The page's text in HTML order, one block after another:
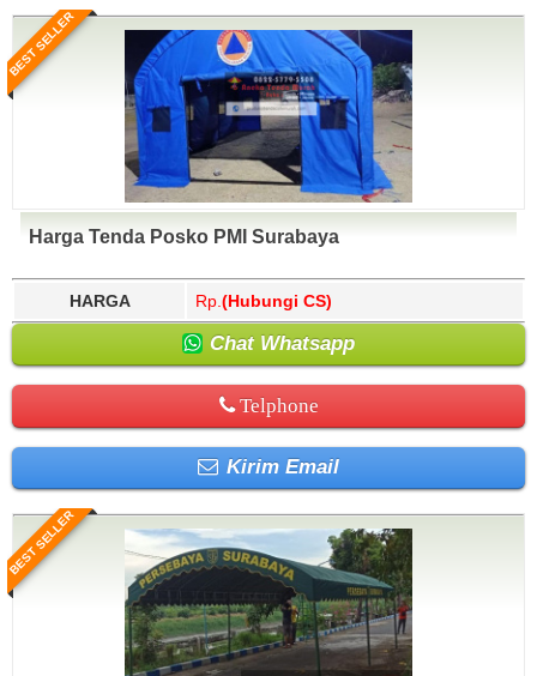
BEST SELLER
Harga Tenda Posko PMI Surabaya
HARGA Rp. (Hubungi CS)
Chat Whatsapp
Telphone
Kirim Email
BEST SELLER